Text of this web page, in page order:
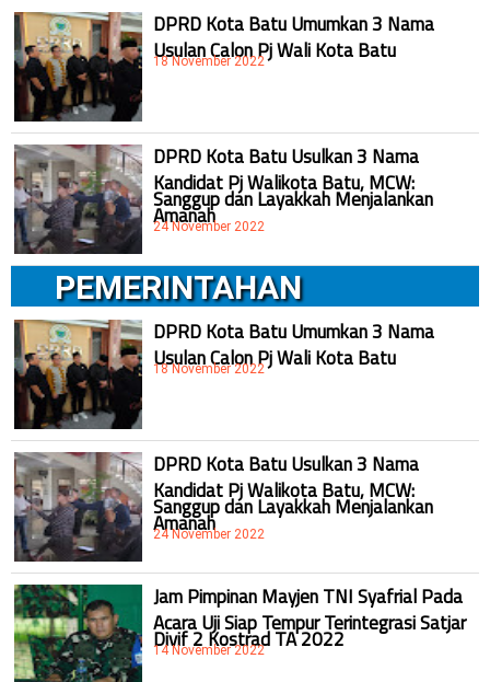
DPRD Kota Batu Umumkan 3 Nama
Usulan Calon Pj Wali Kota Batu
18 November 2022
DPRD Kota Batu Usulkan 3 Nama
Kandidat Pj Walikota Batu, MCW:
Sanggup dan Layakkah Menjalankan
Amanah
24 November 2022
PEMERINTAHAN
DPRD Kota Batu Umumkan 3 Nama
Usulan Calon Pj Wali Kota Batu
18 November 2022
DPRD Kota Batu Usulkan 3 Nama
Kandidat Pj Walikota Batu, MCW:
Sanggup dan Layakkah Menjalankan
Amanah
24 November 2022
Jam Pimpinan Mayjen TNI Syafrial Pada
Acara Uji Siap Tempur Terintegrasi Satjar
Divif 2 Kostrad TA 2022
14 November 2022